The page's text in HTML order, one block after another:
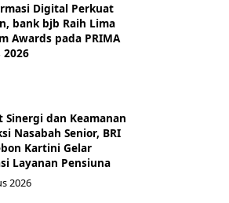
Digital Perkuat
bank bjb Raih Lima
Awards pada PRIMA
2026
Sinergi dan Keamanan
Nasabah Senior, BRI
Kartini Gelar
Layanan Pensiuna
2026